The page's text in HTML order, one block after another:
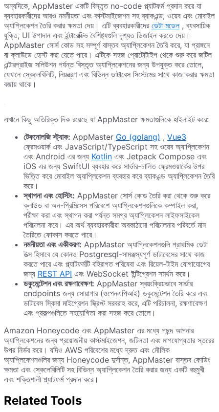
অন্যদিকে, AppMaster একটি বিস্তৃত no-code প্ল্যাটফর্ম প্রদান করে যা
ব্যবহারকারীদের আরও নমনীয়তা এবং কাস্টমাইজেশন সহ ব্যাকএন্ড, ওয়েব এবং মোবাইল
অ্যাপ্লিকেশন তৈরি করার ক্ষমতা দেয়। এটি ব্যবহারকারীদের ডেটা মডেল, ব্যবসায়িক
যুক্তি, UI উপাদান এবং ইন্টারেক্টিভ বৈশিষ্ট্যগুলি দৃশ্যত ডিজাইন করতে দেয়।
AppMaster সোর্স কোড সহ সম্পূর্ণ বাস্তব অ্যাপ্লিকেশন তৈরি করে, যা প্রাঙ্গনে
বা ক্লাউডে হোস্ট করা যেতে পারে। এটিকে সহজ প্রোটোটাইপ থেকে শুরু করে জটিল
এন্টারপ্রাইজ সলিউশন পর্যন্ত বিস্তৃত অ্যাপ্লিকেশনের জন্য উপযুক্ত করে তোলে,
যেখানে স্কেলেবিলিটি, নিয়ন্ত্রণ এবং বিভিন্ন ডাটাবেস সিস্টেমের সাথে কাজ করার ক্ষমতা
বজায় থাকে।
এখানে কিছু অতিরিক্ত দিক রয়েছে যা AppMaster ক্ষমতাগুলিকে হাইলাইট করে:
টেকনোলজি স্ট্যাক: AppMaster Go (golang) , Vue3
ফ্রেমওয়ার্ক এবং JavaScript/TypeScript সহ ওয়েব অ্যাপ্লিকেশন
এবং Android এর জন্য Kotlin এবং Jetpack Compose এবং
iOS এর জন্য SwiftUI ব্যবহার করে সার্ভার-চালিত ফ্রেমওয়ার্কের উপর
ভিত্তি করে মোবাইল অ্যাপ্লিকেশন ব্যবহার করে ব্যাকএন্ড অ্যাপ্লিকেশন তৈরি
করে।
স্থাপনা এবং হোস্টিং: AppMaster সোর্স কোড তৈরি করা থেকে শুরু করে
ক্লাউড বা অন-প্রিমিসেস পরিবেশে অ্যাপ্লিকেশনগুলিকে কম্পাইল করা,
পরীক্ষা করা এবং স্থাপন করা পর্যন্ত সমগ্র অ্যাপ্লিকেশন লাইফসাইকেল
পরিচালনা করে। এর অর্থ ব্যবহারকারীরা অবকাঠামো পরিচালনার পরিবর্তে মান
তৈরিতে ফোকাস করতে পারে।
নমনীয়তা এবং একীকরণ: AppMaster অ্যাপ্লিকেশনগুলি প্রাথমিক ডেটা
উত্স হিসাবে যে কোনও Postgresql-সামঞ্জস্যপূর্ণ ডাটাবেসের সাথে কাজ
করতে পারে এবং প্ল্যাটফর্মটি বহিরাগত পরিষেবা এবং রিয়েল-টাইম যোগাযোগের
জন্য REST API এবং WebSocket ইন্টিগ্রেশন সমর্থন করে।
ডকুমেন্টেশন এবং রক্ষণাবেক্ষণ: AppMaster স্বয়ংক্রিয়ভাবে সার্ভার
endpoints জন্য সোয়াগার (ওপেনএপিআই) ডকুমেন্টেশন তৈরি করে এবং
ডাটাবেস স্কিমা মাইগ্রেশন স্ক্রিপ্ট সরবরাহ করে, এটি পরিচালনা, রক্ষণাবেক্ষণ
এবং প্রকল্পগুলিতে সহযোগিতা করা সহজ করে তোলে।
Amazon Honeycode এবং AppMaster এর মধ্যে পছন্দ আপনার
অ্যাপ্লিকেশনের জন্য প্রয়োজনীয় কাস্টমাইজেশন, জটিলতা এবং মাপযোগ্যতার স্তরের
উপর নির্ভর করে। যদিও AWS পরিবেশের মধ্যে দ্রুত এবং মৌলিক
অ্যাপ্লিকেশনগুলির জন্য Honeycode দুর্দান্ত, AppMaster বাস্তব কোডিং
ক্ষমতা এবং স্কেলেবিলিটি সহ বিভিন্ন অ্যাপ্লিকেশন তৈরি করার জন্য একটি বহুমুখী
এবং শক্তিশালী প্ল্যাটফর্ম প্রদান করে।
Related Tools